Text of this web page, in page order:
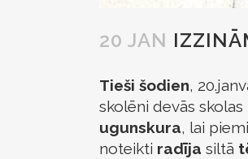
20 JAN
Tieši šodien,
skolēni devās skolas
ugunskura, lai
noteikti radīja siltā